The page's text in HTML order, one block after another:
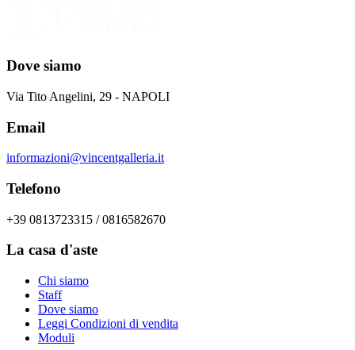
Dove siamo
Via Tito Angelini, 29 - NAPOLI
Email
informazioni@vincentgalleria.it
Telefono
+39 0813723315 / 0816582670
La casa d'aste
Chi siamo
Staff
Dove siamo
Leggi Condizioni di vendita
Moduli